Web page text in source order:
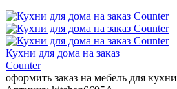
Кухни для дома на заказ
Counter
оформить заказ на мебель для кухни